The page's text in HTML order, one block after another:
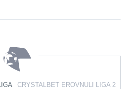
CRYSTALBET EROVNULI LIGA 2